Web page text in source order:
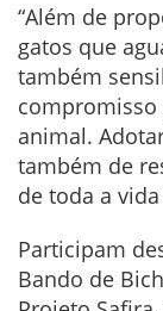
“Além de
gatos que
também
animal.
também de
de toda a
Participam
Bando de